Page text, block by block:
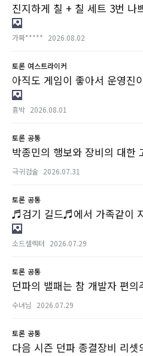
진지하게 칠 + 칠 세트 3번 나
가짜***** 2026.08.02
토론 여스트라이커
아직도 게임이 좋아서 운영진
흉박 2026.08.01
토론 공통
박종민의 행보와 장비의 대한
극귀검술 2026.07.31
토론 공통
♬검기 길드♬에서 가족같이
소드셀렉터 2026.07.29
토론 공통
던파의 밸패는 참 개발자 편의
수녀님 2026.07.29
토론 공통
다음 시즌 던파 종결장비 리